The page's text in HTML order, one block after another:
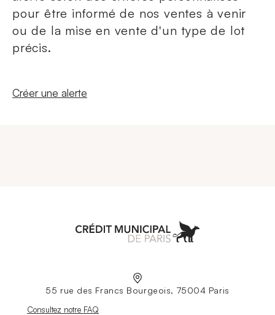
pour être informé de nos ventes à venir
ou de la mise en vente d'un type de lot
précis.
Nouvelle fenêtre
Créer une alerte
55 rue des Francs Bourgeois, 75004 Paris
Nouvelle fenêtre
Consultez notre FAQ